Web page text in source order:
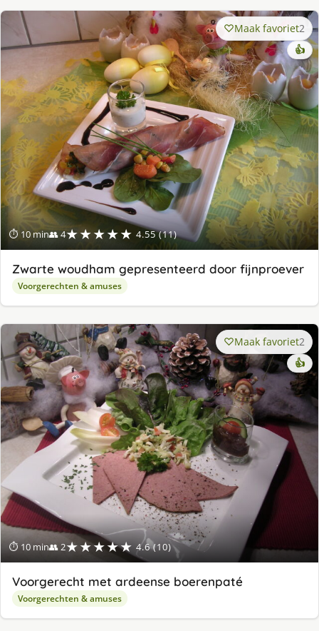
⏱ 10 min👥 4★★★★★ 4.55 (11)
Maak favoriet2
👍
Zwarte woudham gepresenteerd door fijnproever
Voorgerechten & amuses
⏱ 10 min👥 2★★★★★ 4.6 (10)
Maak favoriet2
👍
Voorgerecht met ardeense boerenpaté
Voorgerechten & amuses